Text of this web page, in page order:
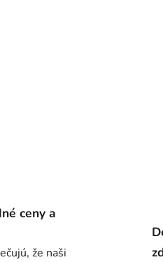
ceny a
že naši